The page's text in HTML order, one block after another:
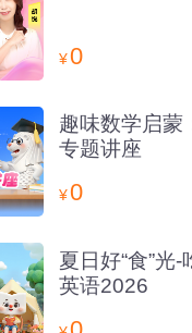
¥0
趣味数学启蒙
专题讲座
¥0
夏日好“食”光
英语2026